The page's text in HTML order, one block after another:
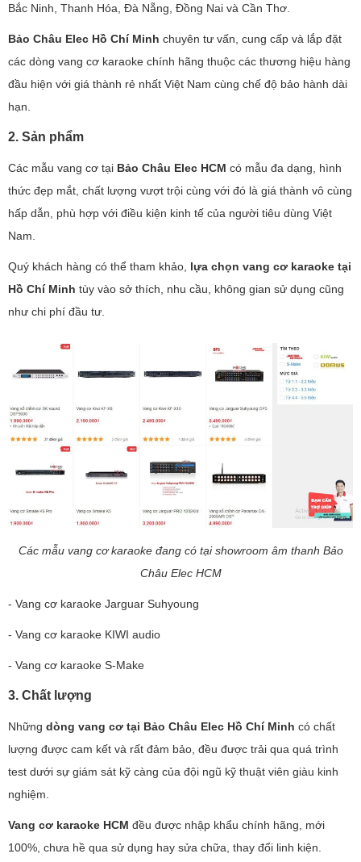
Bắc Ninh, Thanh Hóa, Đà Nẵng, Đồng Nai và Cần Thơ.
Bảo Châu Elec Hồ Chí Minh chuyên tư vấn, cung cấp và lắp đặt
các dòng vang cơ karaoke chính hãng thuộc các thương hiệu hàng
đầu hiện với giá thành rẻ nhất Việt Nam cùng chế độ bảo hành dài
hạn.
2. Sản phẩm
Các mẫu vang cơ tại Bảo Châu Elec HCM có mẫu đa dạng, hình
thức đẹp mắt, chất lượng vượt trội cùng với đó là giá thành vô cùng
hấp dẫn, phù hợp với điều kiện kinh tế của người tiêu dùng Việt
Nam.
Quý khách hàng có thể tham khảo, lựa chọn vang cơ karaoke tại
Hồ Chí Minh tùy vào sở thích, nhu cầu, không gian sử dụng cũng
như chi phí đầu tư.
Các mẫu vang cơ karaoke đang có tại showroom âm thanh Bảo
Châu Elec HCM
- Vang cơ karaoke Jarguar Suhyoung
- Vang cơ karaoke KIWI audio
- Vang cơ karaoke S-Make
3. Chất lượng
Những dòng vang cơ tại Bảo Châu Elec Hồ Chí Minh có chất
lượng được cam kết và rất đảm bảo, đều được trải qua quá trình
test dưới sự giám sát kỹ càng của đội ngũ kỹ thuật viên giàu kinh
nghiệm.
Vang cơ karaoke HCM đều được nhập khẩu chính hãng, mới
100%, chưa hề qua sử dụng hay sửa chữa, thay đổi linh kiện.